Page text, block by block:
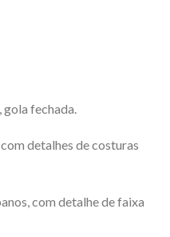
fechada.
detalhes de costuras
com detalhe de faixa